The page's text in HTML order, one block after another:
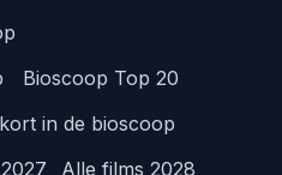
Bioscoop Top 20
in de bioscoop
Alle films 2028